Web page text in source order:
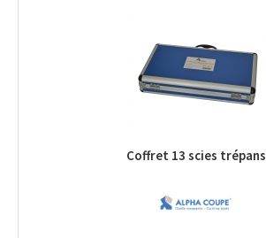
Coffret 13 scies trépans